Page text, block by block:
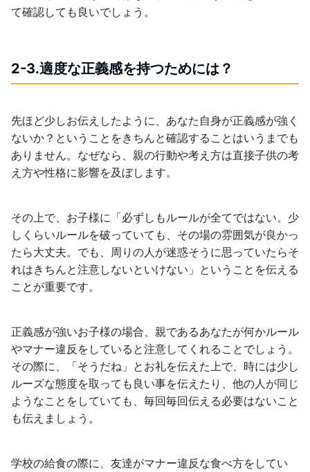
て確認しても良いでしょう。
2-3.適度な正義感を持つためには？
先ほど少しお伝えしたように、あなた自身が正義感が強く
ないか？ということをきちんと確認することはいうまでも
ありません。なぜなら、親の行動や考え方は直接子供の考
え方や性格に影響を及ぼします。
その上で、お子様に「必ずしもルールが全てではない。少
しくらいルールを破っていても、その場の雰囲気が良かっ
たら大丈夫。でも、周りの人が迷惑そうに思っていたらそ
れはきちんと注意しないといけない」ということを伝える
ことが重要です。
正義感が強いお子様の場合、親であるあなたが何かルール
やマナー違反をしていると注意してくれることでしょう。
その際に、「そうだね」とお礼を伝えた上で、時には少し
ルーズな態度を取っても良い事を伝えたり、他の人が同じ
ようなことをしていても、毎回毎回伝える必要はないこと
も伝えましょう。
学校の給食の際に、友達がマナー違反な食べ方をしてい